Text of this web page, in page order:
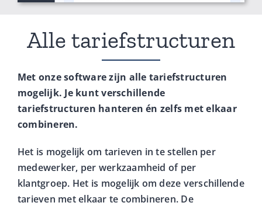
Alle tariefstructuren
Met onze software zijn alle tariefstructuren
mogelijk. Je kunt verschillende
tariefstructuren hanteren én zelfs met elkaar
combineren.
Het is mogelijk om tarieven in te stellen per
medewerker, per werkzaamheid of per
klantgroep. Het is mogelijk om deze verschillende
tarieven met elkaar te combineren. De